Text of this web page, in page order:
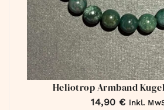
Heliotrop Armband
14,90 € inkl.